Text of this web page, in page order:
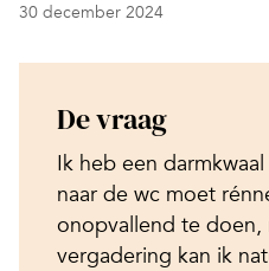
30 december 2024
De vraag
Ik heb een
naar de wc moet
onopvallend te doen,
vergadering kan ik